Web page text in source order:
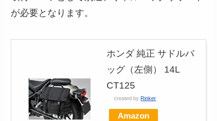
が必要となります。
ホンダ 純正 サドルバ
ッグ（左側） 14L
CT125
created by Rinker
Amazon